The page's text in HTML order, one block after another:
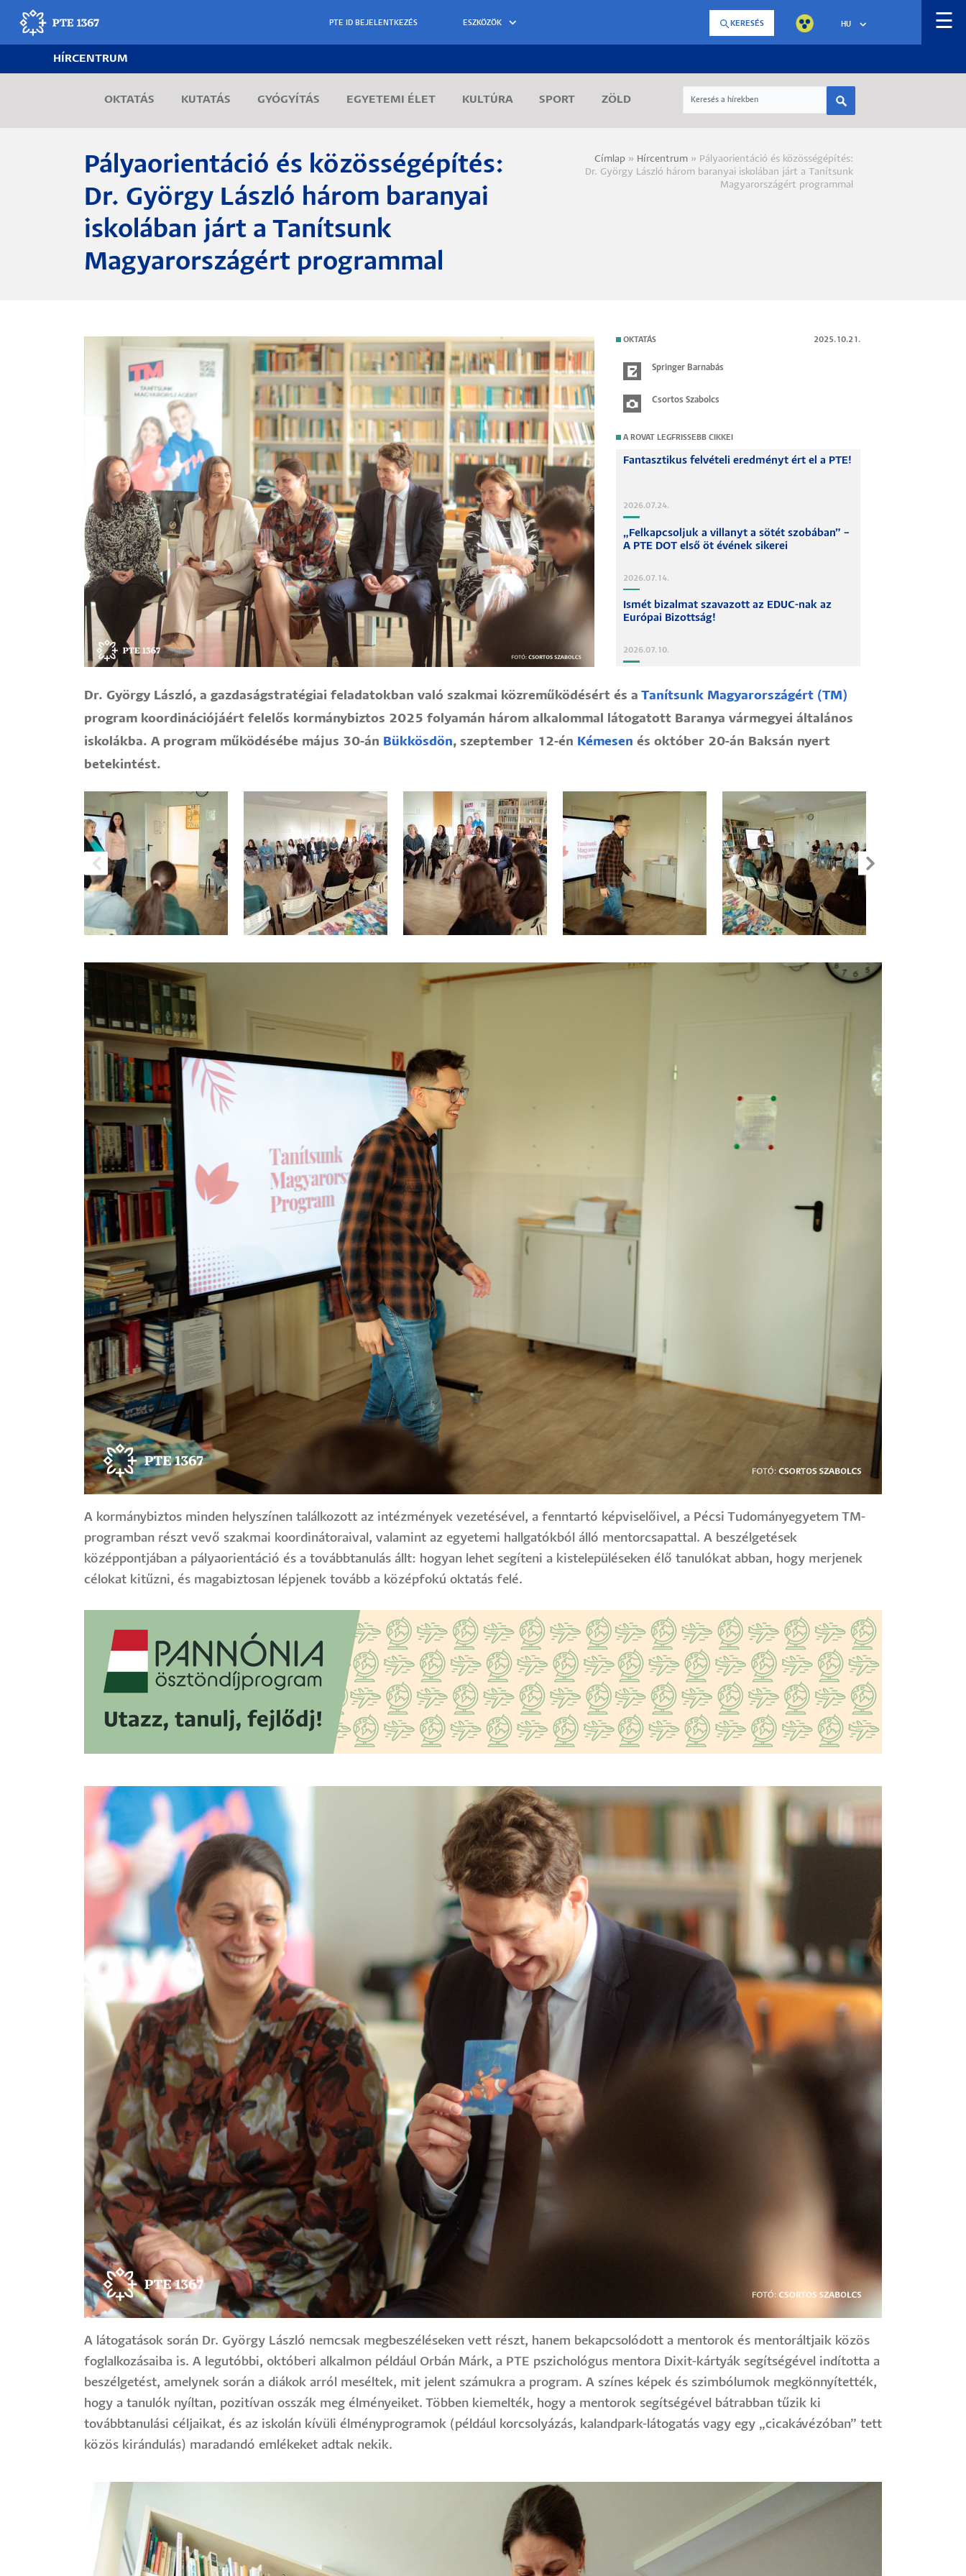
Ugrás
tartalomra
ESZKÖZÖK KERESÉS HU ☰
Kutatás
Gyógyítás
Egyetemi élet
Adminisztráció
Felvételizők
HÍRCENTRUM
OKTATÁS KUTATÁS GYÓGYÍTÁS EGYETEMI ÉLET KULTÚRA SPORT ZÖLD
Pályaorientáció és közösségépítés:
Dr. György László három baranyai
iskolában járt a Tanítsunk
Magyarországért programmal
Morzsa
Címlap Hírcentrum
Pályaorientáció és közösségépítés:
Dr. György László három baranyai iskolában járt a Tanítsunk
Magyarországért programmal
OKTATÁS 2025.10.21.
Springer Barnabás
Csortos Szabolcs
A ROVAT LEGFRISSEBB CIKKEI
Fantasztikus felvételi eredményt ért el a PTE!
2026.07.24.
„Felkapcsoljuk a villanyt a sötét szobában” –
A PTE DOT első öt évének sikerei
2026.07.14.
Ismét bizalmat szavazott az EDUC-nak az
Európai Bizottság!
2026.07.10.
Dr. György László, a gazdaságstratégiai feladatokban való szakmai közreműködésért és a Tanítsunk Magyarországért (TM)
program koordinációjáért felelős kormánybiztos 2025 folyamán három alkalommal látogatott Baranya vármegyei általános
iskolákba. A program működésébe május 30-án Bükkösdön, szeptember 12-én Kémesen és október 20-án Baksán nyert
betekintést.
A kormánybiztos minden helyszínen találkozott az intézmények vezetésével, a fenntartó képviselőivel, a Pécsi Tudományegyetem TM-
programban részt vevő szakmai koordinátoraival, valamint az egyetemi hallgatókból álló mentorcsapattal. A beszélgetések
középpontjában a pályaorientáció és a továbbtanulás állt: hogyan lehet segíteni a kistelepüléseken élő tanulókat abban, hogy merjenek
célokat kitűzni, és magabiztosan lépjenek tovább a középfokú oktatás felé.
A látogatások során Dr. György László nemcsak megbeszéléseken vett részt, hanem bekapcsolódott a mentorok és mentoráltjaik közös
foglalkozásaiba is. A legutóbbi, októberi alkalmon például Orbán Márk, a PTE pszichológus mentora Dixit-kártyák segítségével indította a
beszélgetést, amelynek során a diákok arról meséltek, mit jelent számukra a program. A színes képek és szimbólumok megkönnyítették,
hogy a tanulók nyíltan, pozitívan osszák meg élményeiket. Többen kiemelték, hogy a mentorok segítségével bátrabban tűzik ki
továbbtanulási céljaikat, és az iskolán kívüli élményprogramok (például korcsolyázás, kalandpark-látogatás vagy egy „cicakávézóban” tett
közös kirándulás) maradandó emlékeket adtak nekik.